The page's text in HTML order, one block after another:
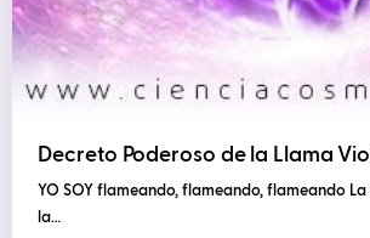
Decreto Poderoso de la Llama
YO SOY flameando, flameando, flameando
la…